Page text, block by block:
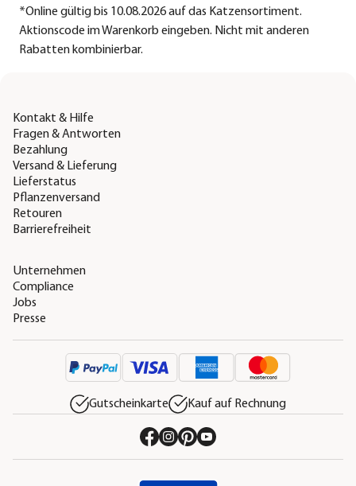
*Online gültig bis 10.08.2026 auf das Katzensortiment.
Aktionscode im Warenkorb eingeben. Nicht mit anderen
Rabatten kombinierbar.
Kontakt & Hilfe
Fragen & Antworten
Bezahlung
Versand & Lieferung
Lieferstatus
Pflanzenversand
Retouren
Barrierefreiheit
Unternehmen
Compliance
Jobs
Presse
Gutscheinkarte Kauf auf Rechnung